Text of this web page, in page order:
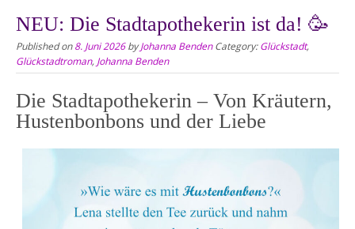
NEU: Die Stadtapothekerin ist da! 🥳
Published on8. Juni 2026byJohanna BendenCategory: Glückstadt,
Glückstadtroman, Johanna Benden
Die Stadtapothekerin – Von Kräutern,
Hustenbonbons und der Liebe